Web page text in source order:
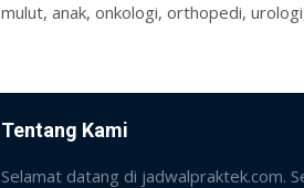
mulut, anak, onkologi, orthopedi,
Tentang Kami
Selamat datang di jadwalpraktek.com.